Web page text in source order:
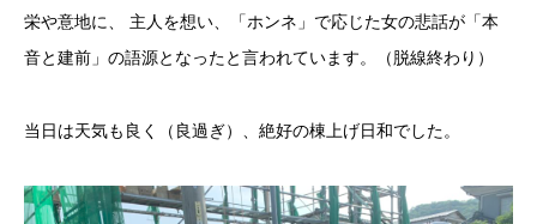
栄や意地に、 主人を想い、「ホンネ」で応じた女の悲話が「本
音と建前」の語源となったと言われています。（脱線終わり）
当日は天気も良く（良過ぎ）、絶好の棟上げ日和でした。